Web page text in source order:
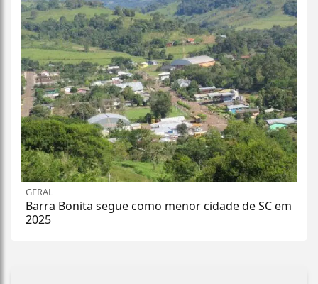
GERAL
Barra Bonita segue como menor cidade de SC em
2025